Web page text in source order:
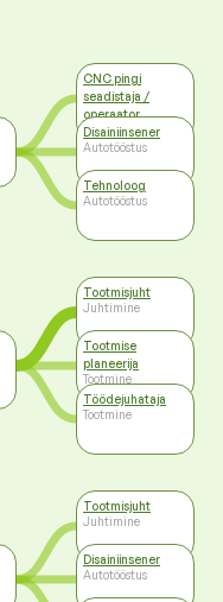
CNC pingi
seadistaja /
operaator
Mehaanika
Disainiinsener
Autotööstus
Tehnoloog
Autotööstus
Tootmisjuht
Juhtimine
Tootmise
planeerija
Tootmine
Töödejuhataja
Tootmine
Tootmisjuht
Juhtimine
Disainiinsener
Autotööstus